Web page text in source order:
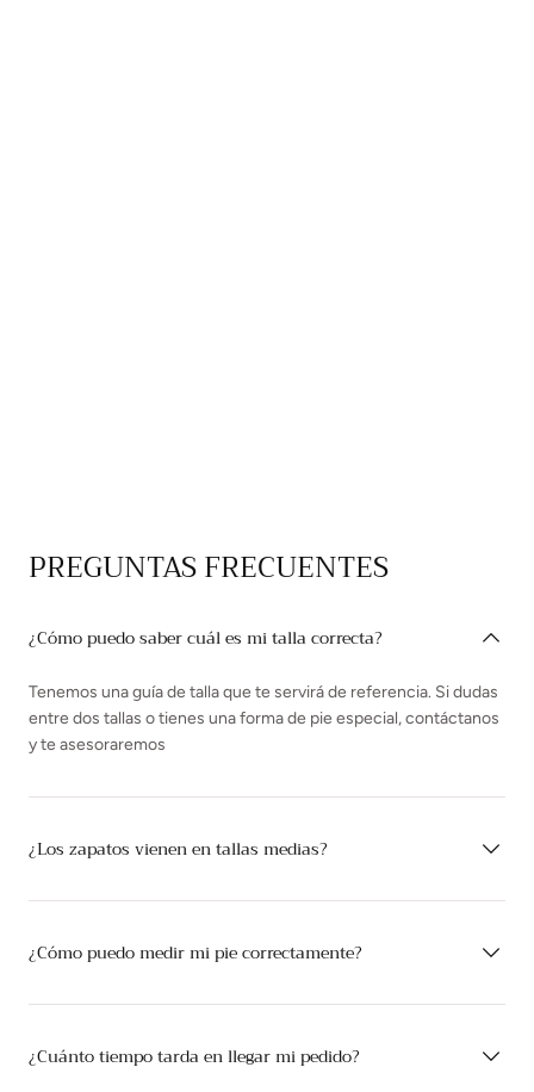
PREGUNTAS FRECUENTES
¿Cómo puedo saber cuál es mi talla correcta?
Tenemos una guía de talla que te servirá de referencia. Si dudas
entre dos tallas o tienes una forma de pie especial, contáctanos
y te asesoraremos
¿Los zapatos vienen en tallas medias?
¿Cómo puedo medir mi pie correctamente?
¿Cuánto tiempo tarda en llegar mi pedido?